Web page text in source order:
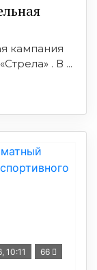
кампания
. В ...
10:11 66